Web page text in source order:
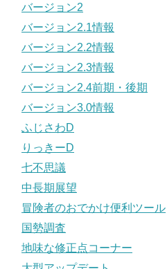
バージョン2
バージョン2.1情報
バージョン2.2情報
バージョン2.3情報
バージョン2.4前期・後期
バージョン3.0情報
ふじさわD
りっきーD
七不思議
中長期展望
冒険者のおでかけ便利ツール
国勢調査
地味な修正点コーナー